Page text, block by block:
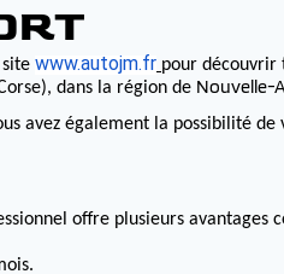
site www.autojm.fr pour découvrir
dans la région de Nouvelle-
avez également la possibilité
offre plusieurs